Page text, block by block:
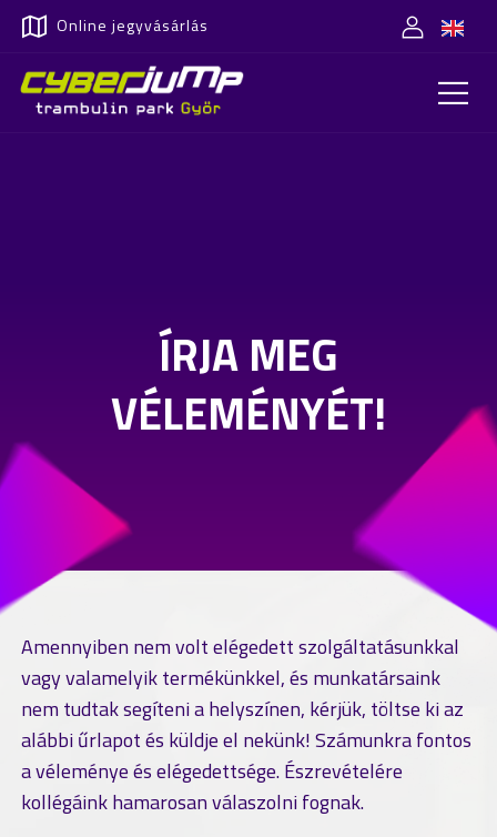
Online jegyvásárlás
ÍRJA MEG
VÉLEMÉNYÉT!
Amennyiben nem volt elégedett szolgáltatásunkkal
vagy valamelyik termékünkkel, és munkatársaink
nem tudtak segíteni a helyszínen, kérjük, töltse ki az
alábbi űrlapot és küldje el nekünk! Számunkra fontos
a véleménye és elégedettsége. Észrevételére
kollégáink hamarosan válaszolni fognak.